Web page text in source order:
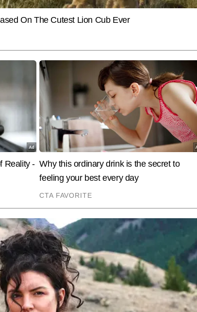
डिप्लोमा पूरा करने के बाद उन्होंने न्यूज रूम में तेजी, सटीकता और गहराई के साथ
बनाई है। वर्षा की विशेषज्ञता हाइपर-लोकल खबरों, इवेंट कवरेज और स्टेट
कुशवाहा 8,000 से अधिक खबरें लिख चुकी हैं, जिनमें कई अहम लोकल रिपोर्ट्स,
End of Article